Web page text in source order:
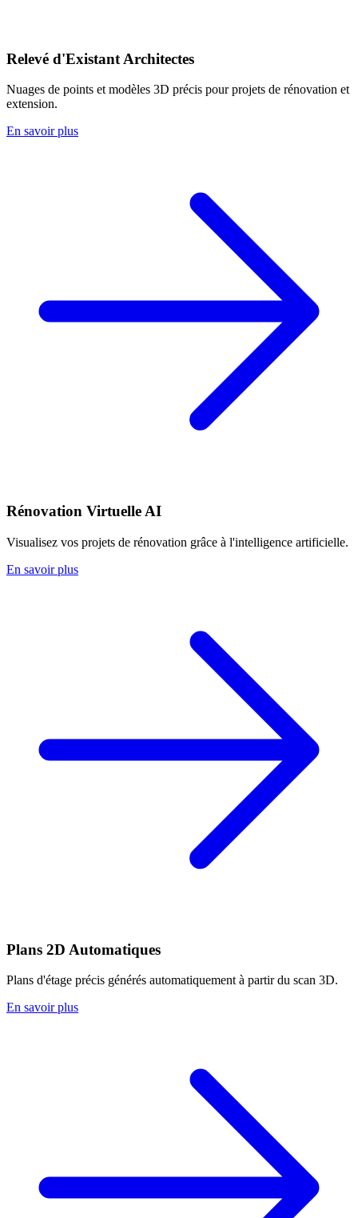
Relevé d'Existant Architectes
Nuages de points et modèles 3D précis pour projets de rénovation et
extension.
En savoir plus
Rénovation Virtuelle AI
Visualisez vos projets de rénovation grâce à l'intelligence artificielle.
En savoir plus
Plans 2D Automatiques
Plans d'étage précis générés automatiquement à partir du scan 3D.
En savoir plus